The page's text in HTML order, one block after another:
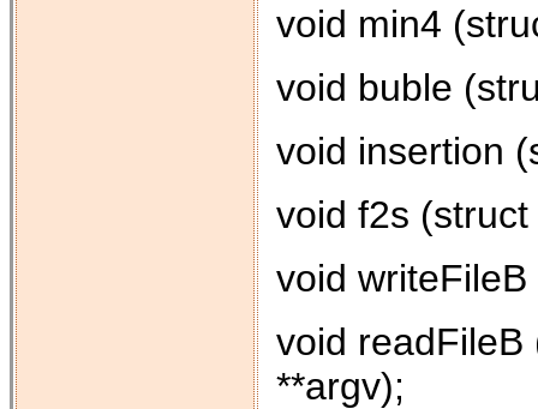
void min4
void buble
void insertion
void f2s
void
void readFileB
**argv);